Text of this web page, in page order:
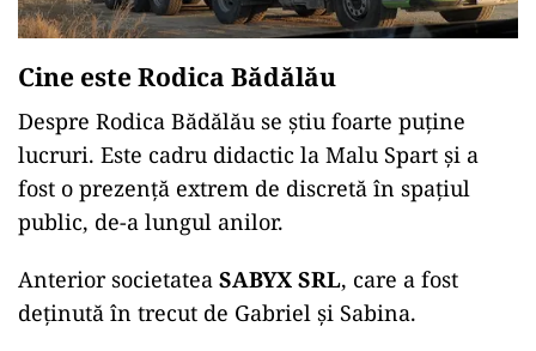
Cine este Rodica Bădălău
Despre Rodica Bădălău se știu foarte puține
lucruri. Este cadru didactic la Malu Spart și a
fost o prezență extrem de discretă în spațiul
public, de-a lungul anilor.
Anterior societatea SABYX SRL, care a fost
deținută în trecut de Gabriel și Sabina.